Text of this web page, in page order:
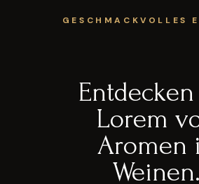
GESCHMACKVOLLES
Lorem
Aromen
Weinen.